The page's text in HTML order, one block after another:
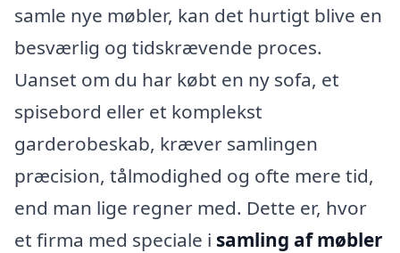
samle nye møbler, kan det hurtigt blive en
besværlig og tidskrævende proces.
Uanset om du har købt en ny sofa, et
spisebord eller et komplekst
garderobeskab, kræver samlingen
præcision, tålmodighed og ofte mere tid,
end man lige regner med. Dette er, hvor
et firma med speciale i samling af møbler